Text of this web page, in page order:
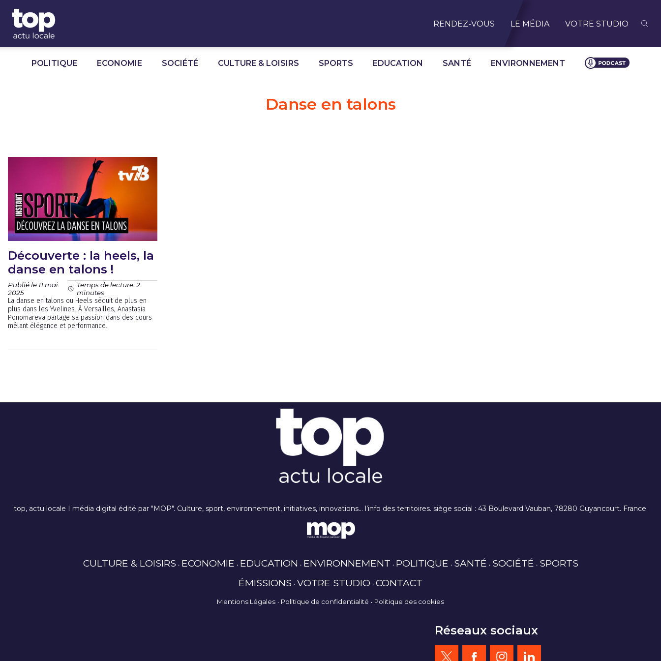
RENDEZ-VOUS LE MÉDIA VOTRE STUDIO
POLITIQUE ECONOMIE SOCIÉTÉ CULTURE & LOISIRS SPORTS EDUCATION SANTÉ ENVIRONNEMENT
Danse en talons
Découverte : la heels, la
danse en talons !
Publié le 11 mai
2025
Temps de lecture: 2
minutes
La danse en talons ou Heels séduit de plus en
plus dans les Yvelines. À Versailles, Anastasia
Ponomareva partage sa passion dans des cours
mêlant élégance et performance.
top, actu locale I média digital édité par "MOP". Culture, sport, environnement, initiatives, innovations… l’info des territoires. siège social : 43 Boulevard Vauban, 78280 Guyancourt. France.
CULTURE & LOISIRS ECONOMIE EDUCATION ENVIRONNEMENT POLITIQUE SANTÉ SOCIÉTÉ SPORTS
ÉMISSIONS VOTRE STUDIO CONTACT
Mentions Légales Politique de confidentialité Politique des cookies
Réseaux sociaux